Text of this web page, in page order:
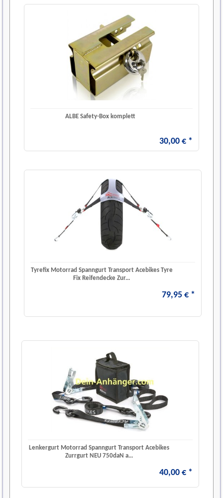
ALBE Safety-Box komplett
30,00 € *
Tyrefix Motorrad Spanngurt Transport Acebikes Tyre
Fix Reifendecke Zur...
79,95 € *
Lenkergurt Motorrad Spanngurt Transport Acebikes
Zurrgurt NEU 750daN a...
40,00 € *